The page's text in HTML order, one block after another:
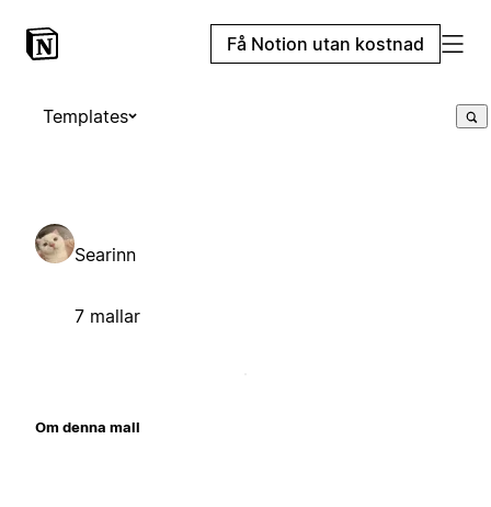
Få Notion utan kostnad
Templates
Searinn
7 mallar
Om denna mall